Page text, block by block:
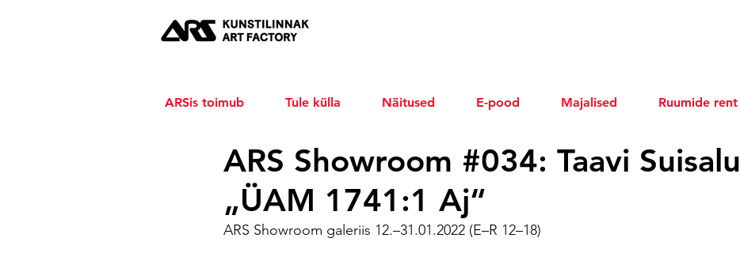
ARSis toimub Tule külla Näitused E-pood Majalised Ruumide rent
ARS Showroom #034: Taavi Suisalu
„ÜAM 1741:1 Aj“
ARS Showroom galeriis 12.–31.01.2022 (E–R 12–18)